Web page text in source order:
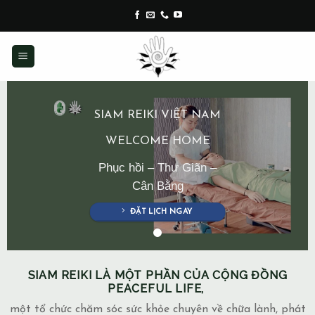
content
SIAM REIKI VIỆT NAM
WELCOME HOME
Phục hồi – Thư Giãn –
Cân Bằng
ĐẶT LỊCH NGAY
SIAM REIKI LÀ MỘT PHẦN CỦA CỘNG ĐỒNG
PEACEFUL LIFE,
một tổ chức chăm sóc sức khỏe chuyên về chữa lành, phát